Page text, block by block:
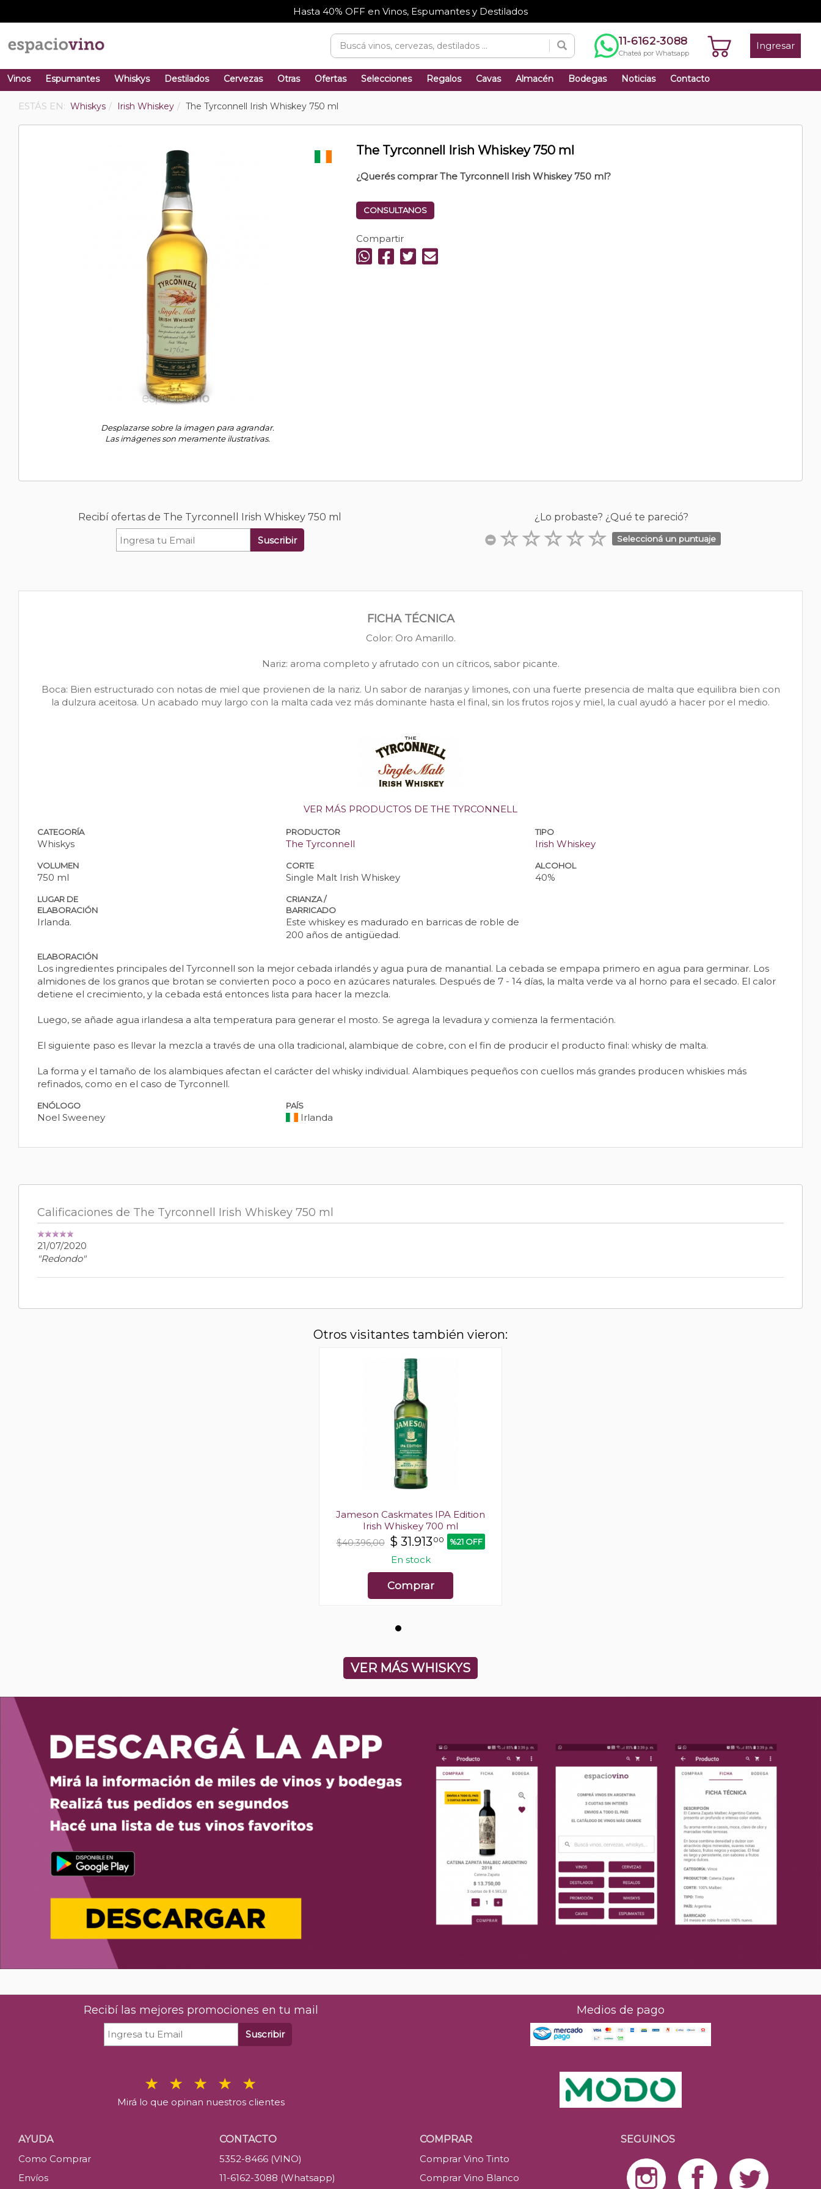
Hasta 40% OFF en Vinos, Espumantes y Destilados
11-6162-3088
Chateá por Whatsapp
Ingresar
Vinos Espumantes Whiskys Destilados Cervezas Otras Ofertas Selecciones Regalos Cavas Almacén Bodegas Noticias Contacto
ESTÁS EN: Whiskys Irish Whiskey The Tyrconnell Irish Whiskey 750 ml
Desplazarse sobre la imagen para agrandar.
Las imágenes son meramente ilustrativas.
The Tyrconnell Irish Whiskey 750 ml
¿Querés comprar The Tyrconnell Irish Whiskey 750 ml?
CONSULTANOS
Compartir
Recibí ofertas de The Tyrconnell Irish Whiskey 750 ml
Suscribir
¿Lo probaste? ¿Qué te pareció?
Seleccioná un puntuaje
FICHA TÉCNICA
Color: Oro Amarillo.
Nariz: aroma completo y afrutado con un cítricos, sabor picante.
Boca: Bien estructurado con notas de miel que provienen de la nariz. Un sabor de naranjas y limones, con una fuerte presencia de malta que equilibra bien con
la dulzura aceitosa. Un acabado muy largo con la malta cada vez más dominante hasta el final, sin los frutos rojos y miel, la cual ayudó a hacer por el medio.
VER MÁS PRODUCTOS DE THE TYRCONNELL
CATEGORÍA
Whiskys
PRODUCTOR
The Tyrconnell
TIPO
Irish Whiskey
VOLUMEN
750 ml
CORTE
Single Malt Irish Whiskey
ALCOHOL
40%
LUGAR DE
ELABORACIÓN
Irlanda.
CRIANZA /
BARRICADO
Este whiskey es madurado en barricas de roble de
200 años de antigüedad.
ELABORACIÓN
Los ingredientes principales del Tyrconnell son la mejor cebada irlandés y agua pura de manantial. La cebada se empapa primero en agua para germinar. Los
almidones de los granos que brotan se convierten poco a poco en azúcares naturales. Después de 7 - 14 días, la malta verde va al horno para el secado. El calor
detiene el crecimiento, y la cebada está entonces lista para hacer la mezcla.
Luego, se añade agua irlandesa a alta temperatura para generar el mosto. Se agrega la levadura y comienza la fermentación.
El siguiente paso es llevar la mezcla a través de una olla tradicional, alambique de cobre, con el fin de producir el producto final: whisky de malta.
La forma y el tamaño de los alambiques afectan el carácter del whisky individual. Alambiques pequeños con cuellos más grandes producen whiskies más
refinados, como en el caso de Tyrconnell.
ENÓLOGO
Noel Sweeney
PAÍS
Irlanda
Calificaciones de The Tyrconnell Irish Whiskey 750 ml
21/07/2020
"Redondo"
Otros visitantes también vieron:
Jameson Caskmates IPA Edition
Irish Whiskey 700 ml
$40.396,00 $ 31.913 00 %21 OFF
En stock
Comprar
VER MÁS WHISKYS
Recibí las mejores promociones en tu mail
Suscribir
Mirá lo que opinan nuestros clientes
Medios de pago
AYUDA
Como Comprar
Envíos
CONTACTO
5352-8466 (VINO)
11-6162-3088 (Whatsapp)
COMPRAR
Comprar Vino Tinto
Comprar Vino Blanco
SEGUINOS